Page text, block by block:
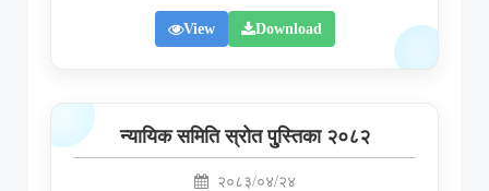
View Download
न्यायिक समिति स्रोत पु्स्तिका २०८२
२०८३/०४/२४